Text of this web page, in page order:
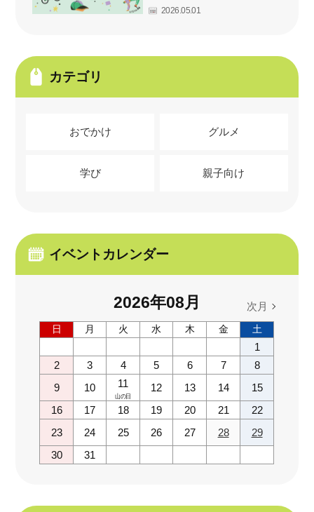
2026.05.01
カテゴリ
おでかけ グルメ
学び 親子向け
イベントカレンダー
2026年08 月 次月
日 月 火 水 木 金 土
1
2
3 4 5 6 7
8
9
10 11
山の日
12 13 14
15
16
17 18 19 20 21
22
23
24 25 26 27 28
29
30
31